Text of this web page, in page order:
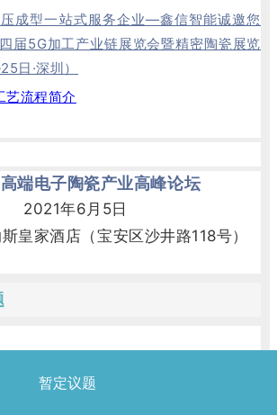
成型一站式服务企业—鑫信智能诚邀您
届5G加工产业链展览会暨精密陶瓷展览
日·深圳）
艺流程简介
端电子陶瓷产业高峰论坛
2021年6月5日
皇家酒店（宝安区沙井路118号）
暂定议题